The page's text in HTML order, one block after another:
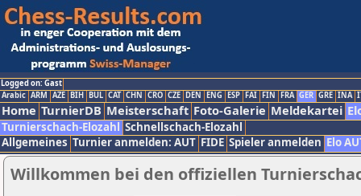
Logged on: Gast
Arabic ARM AZE BIH BUL CAT CHN CRO CZE DEN ENG ESP FAI FIN FRA GER GRE INA
Home TurnierDB Meisterschaft Foto-Galerie Meldekartei
Turnierschach-Elozahl Schnellschach-Elozahl
Allgemeines Turnier anmelden: AUT FIDE Spieler anmelden Elo
Willkommen bei den offiziellen